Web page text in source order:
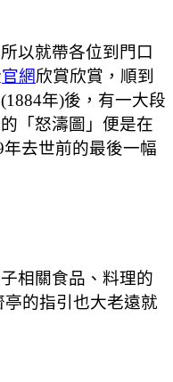
以就帶各位到門口
官網欣賞欣賞，順到
年)後，有一大段
「怒濤圖」便是在
去世前的最後一幅
相關食品、料理的
的指引也大老遠就